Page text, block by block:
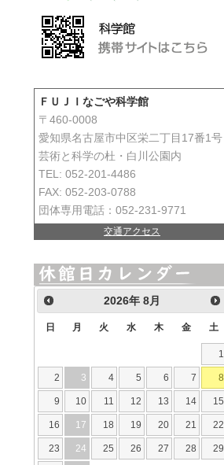
ＦＵＪＩなごや科学館
〒460-0008
愛知県名古屋市中区栄二丁目17番1号
芸術と科学の杜・白川公園内
TEL: 052-201-4486
FAX: 052-203-0788
団体専用電話：052-231-9771
交通アクセス
2026年8月
日 月 火 水 木 金 土
1
2 3 4 5 6 7 8
9 10 11 12 13 14 15
16 17 18 19 20 21 22
23 24 25 26 27 28 29